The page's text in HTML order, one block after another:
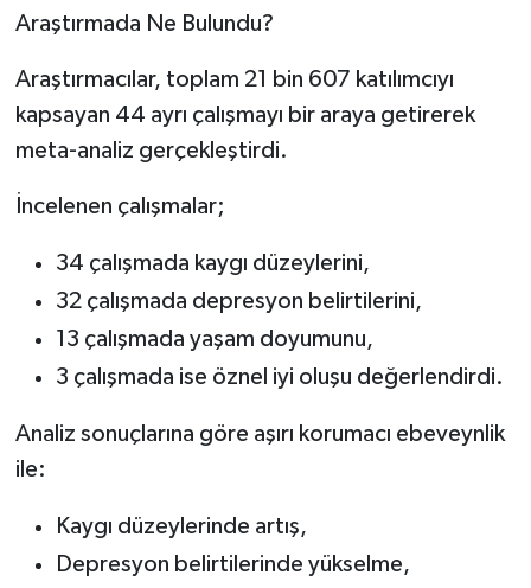
Araştırmada Ne Bulundu?
Araştırmacılar, toplam 21 bin 607 katılımcıyı
kapsayan 44 ayrı çalışmayı bir araya getirerek
meta-analiz gerçekleştirdi.
İncelenen çalışmalar;
34 çalışmada kaygı düzeylerini,
32 çalışmada depresyon belirtilerini,
13 çalışmada yaşam doyumunu,
3 çalışmada ise öznel iyi oluşu değerlendirdi.
Analiz sonuçlarına göre aşırı korumacı ebeveynlik
ile:
Kaygı düzeylerinde artış,
Depresyon belirtilerinde yükselme,